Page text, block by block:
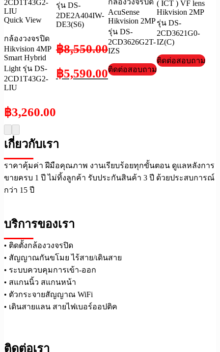
Quick View
กล้องวงจรปิด
Hikvision 4MP
Smart Hybrid
Light รุ่น DS-
2CD1T43G2-
LIU
฿3,260.00
รุ่น DS-
2DE2A404IW-
DE3(S6)
฿8,550.00
฿5,590.00
กล้องวงจรปิด
AcuSense
Hikvision 2MP
รุ่น DS-
2CD3626G2T-
IZS
ติดต่อสอบถาม
( ICT ) VF lens
Hikvision 2MP
รุ่น DS-
2CD3621G0-
IZ(C)
ติดต่อสอบถาม
เกี่ยวกับเรา
ราคาคุ้มค่า ฝีมือคุณภาพ งานเรียบร้อยทุกขั้นตอน ดูแลหลังการ
ขายครบ 1 ปี ไม่ทิ้งลูกค้า รับประกันสินค้า 3 ปี ด้วยประสบการณ์
กว่า 15 ปี
บริการของเรา
• ติดตั้งกล้องวงจรปิด
• สัญญาณกันขโมย ไร้สาย/เดินสาย
• ระบบควบคุมการเข้า-ออก
• สแกนนิ้ว สแกนหน้า
• ตัวกระจายสัญญาณ WiFi
• เดินสายแลน สายไฟเบอร์ออปติค
ติดต่อเรา